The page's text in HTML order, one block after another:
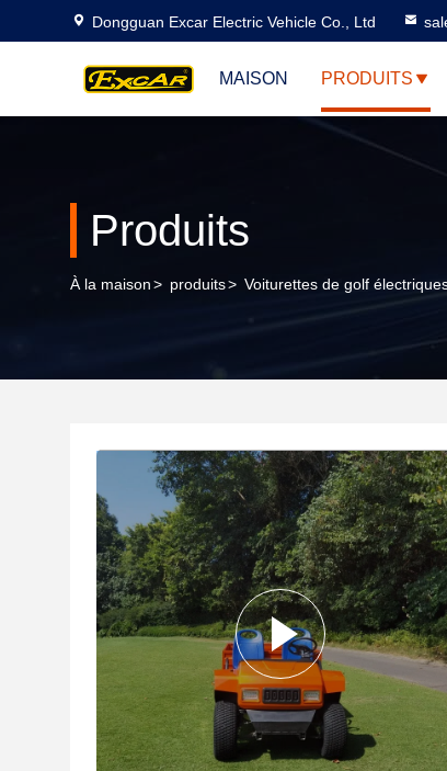
Dongguan Excar Electric Vehicle Co., Ltd
MAISON PRODUITS
Produits
À la maison> produits> Voiturettes de golf